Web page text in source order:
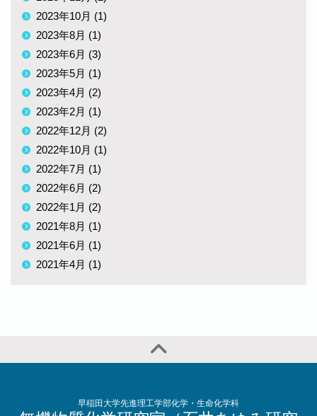
2023年10月 (1)
2023年8月 (1)
2023年6月 (3)
2023年5月 (1)
2023年4月 (2)
2023年2月 (1)
2022年12月 (2)
2022年10月 (1)
2022年7月 (1)
2022年6月 (2)
2022年1月 (2)
2021年8月 (1)
2021年6月 (1)
2021年4月 (1)
早稲田大学先進理工学部化学・生命化学科